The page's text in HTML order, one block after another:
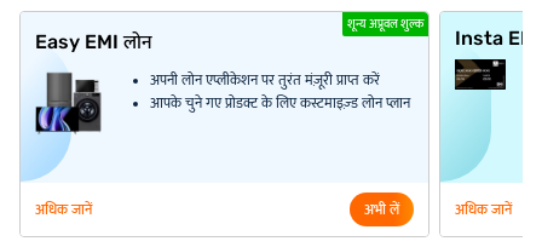
शून्य अप्रूवल शुल्क
Easy EMI लोन
अपनी लोन एप्लीकेशन पर तुरंत मंज़ूरी प्राप्त करें
आपके चुने गए प्रोडक्ट के लिए कस्टमाइज़्ड लोन प्लान
अधिक जानें अभी लें
Insta
अधिक जानें